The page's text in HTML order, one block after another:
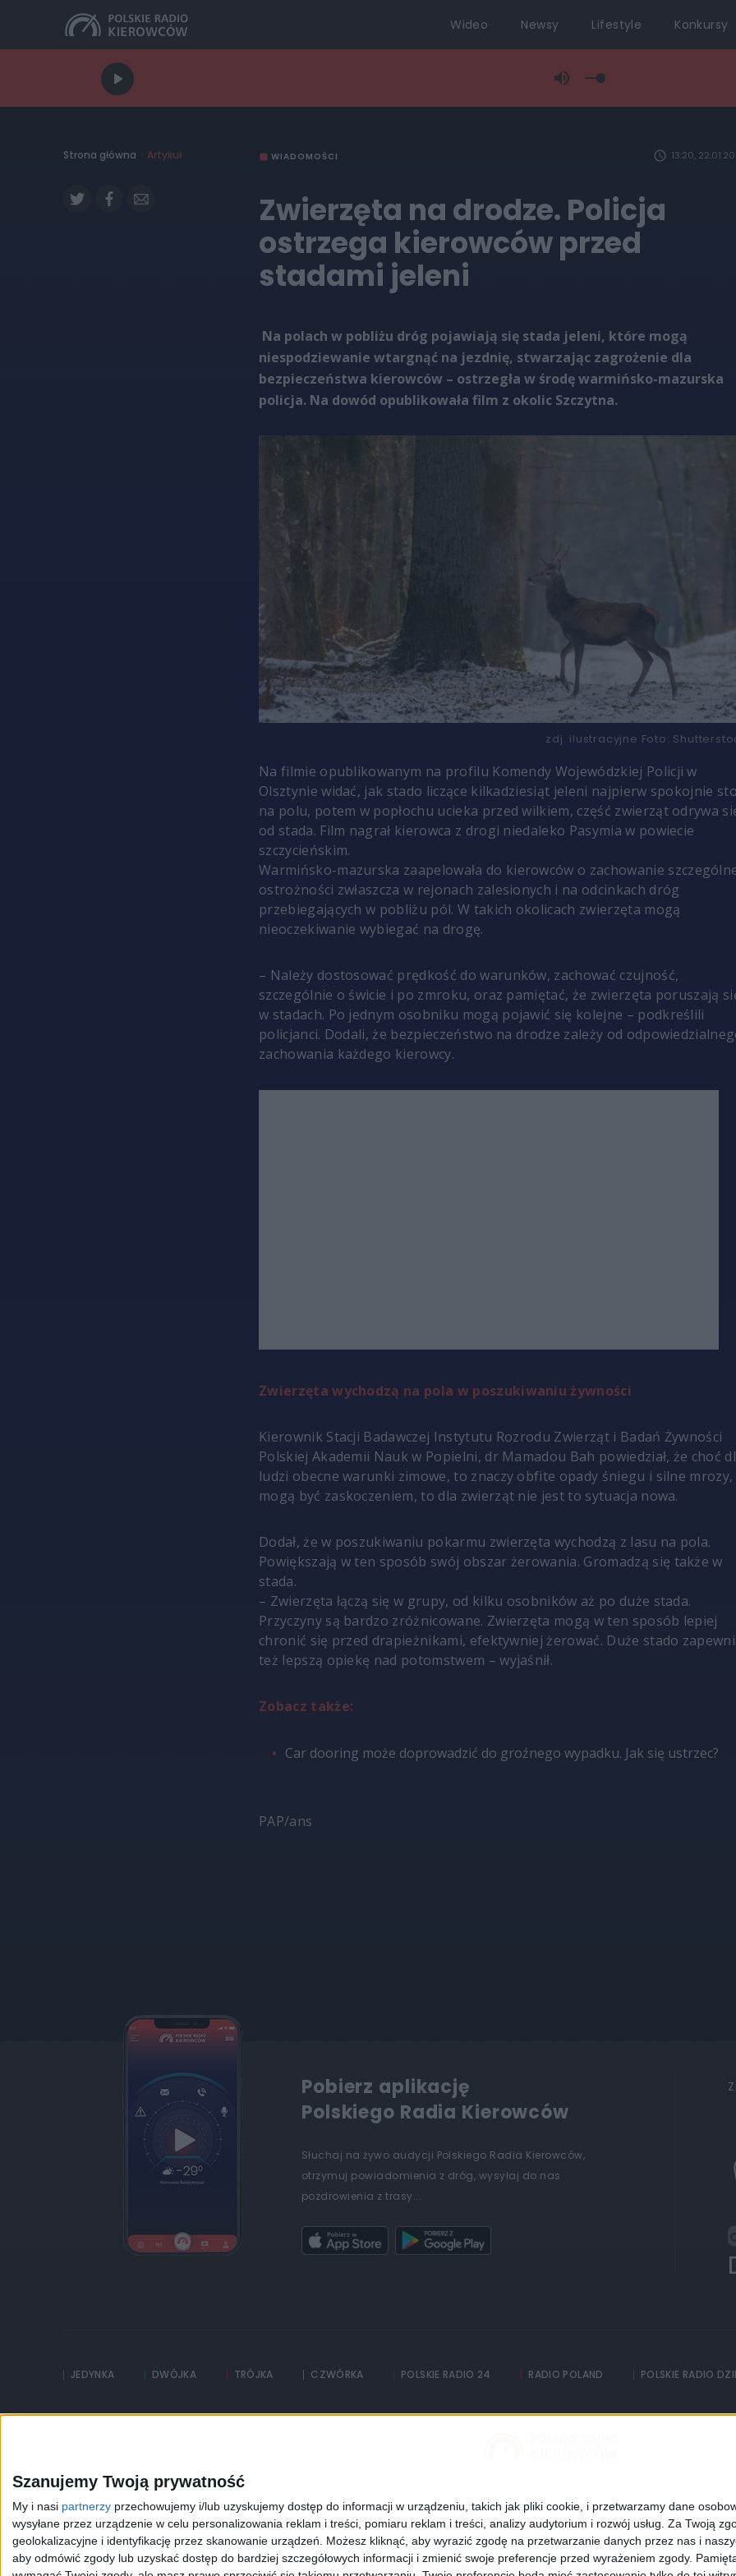
Szanujemy Twoją prywatność
My i nasi partnerzy przechowujemy i/lub uzyskujemy dostęp do informacji w urządzeniu, takich jak pliki cookie, i przetwarzamy dane
wysyłane przez urządzenie w celu personalizowania reklam i treści, pomiaru reklam i treści, analizy audytorium i rozwój usług. Za Twoją
geolokalizacyjne i identyfikację przez skanowanie urządzeń. Możesz kliknąć, aby wyrazić zgodę na przetwarzanie danych przez nas i
aby odmówić zgody lub uzyskać dostęp do bardziej szczegółowych informacji i zmienić swoje preferencje przed wyrażeniem zgody.
Wideo Newsy Lifestyle Konkursy
Strona główna Artykuł WIADOMOŚCI 13:20,
Zwierzęta na drodze. Policja
ostrzega kierowców przed
stadami jeleni
Na polach w pobliżu dróg pojawiają się stada jeleni, które mogą
niespodziewanie wtargnąć na jezdnię, stwarzając zagrożenie dla
bezpieczeństwa kierowców – ostrzegła w środę warmińsko-mazurska
policja. Na dowód opublikowała film z okolic Szczytna.
zdj. ilustracyjne Foto:
Na filmie opublikowanym na profilu Komendy Wojewódzkiej Policji w
Olsztynie widać, jak stado liczące kilkadziesiąt jeleni najpierw spokojnie
na polu, potem w popłochu ucieka przed wilkiem, część zwierząt odrywa
od stada. Film nagrał kierowca z drogi niedaleko Pasymia w powiecie
szczycieńskim.
Warmińsko-mazurska zaapelowała do kierowców o zachowanie
ostrożności zwłaszcza w rejonach zalesionych i na odcinkach dróg
przebiegających w pobliżu pól. W takich okolicach zwierzęta mogą
nieoczekiwanie wybiegać na drogę.
– Należy dostosować prędkość do warunków, zachować czujność,
szczególnie o świcie i po zmroku, oraz pamiętać, że zwierzęta poruszają
w stadach. Po jednym osobniku mogą pojawić się kolejne – podkreślili
policjanci. Dodali, że bezpieczeństwo na drodze zależy od
zachowania każdego kierowcy.
Zwierzęta wychodzą na pola w poszukiwaniu żywności
Kierownik Stacji Badawczej Instytutu Rozrodu Zwierząt i Badań Żywności
Polskiej Akademii Nauk w Popielni, dr Mamadou Bah powiedział, że choć
ludzi obecne warunki zimowe, to znaczy obfite opady śniegu i silne mrozy,
mogą być zaskoczeniem, to dla zwierząt nie jest to sytuacja nowa.
Dodał, że w poszukiwaniu pokarmu zwierzęta wychodzą z lasu na pola.
Powiększają w ten sposób swój obszar żerowania. Gromadzą się także w
stada.
– Zwierzęta łączą się w grupy, od kilku osobników aż po duże stada.
Przyczyny są bardzo zróżnicowane. Zwierzęta mogą w ten sposób lepiej
chronić się przed drapieżnikami, efektywniej żerować. Duże stado
też lepszą opiekę nad potomstwem – wyjaśnił.
Zobacz także:
Car dooring może doprowadzić do groźnego wypadku. Jak się ustrzec?
PAP/ans
Pobierz aplikację
Polskiego Radia Kierowców
Słuchaj na żywo audycji Polskiego Radia Kierowców,
otrzymuj powiadomienia z dróg, wysyłaj do nas
pozdrowienia z trasy...
JEDYNKA DWÓJKA TRÓJKA CZWÓRKA POLSKIE RADIO 24 RADIO POLAND POLSKIE RADIO
Polityka prywatności
Dane osobowe
Polskie Radio S.A.